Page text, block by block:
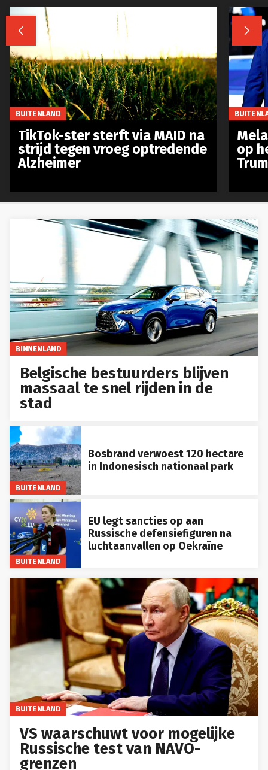
BINNENLAND
Belgische bestuurders blijven
massaal te snel rijden in de
stad
BUITENLAND
Bosbrand verwoest 120 hectare
in Indonesisch nationaal park
BUITENLAND
EU legt sancties op aan
Russische defensiefiguren na
luchtaanvallen op Oekraïne
BUITENLAND
VS waarschuwt voor mogelijke
Russische test van NAVO-
grenzen
 
BUITENLAND
TikTok-ster sterft via MAID na
strijd tegen vroeg optredende
Alzheimer
op